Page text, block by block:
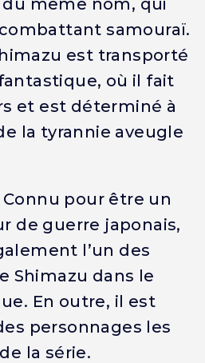
samouraï.
est transporté
où il fait
et est déterminé à
la tyrannie aveugle
Connu pour être un
de guerre japonais,
l’un des
Shimazu dans le
En outre, il est
personnages les
la série.